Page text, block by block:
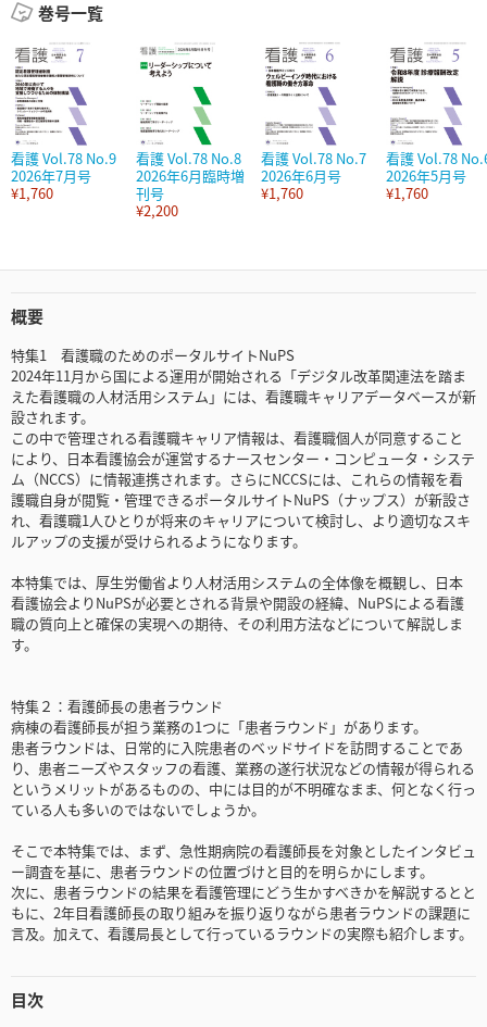
巻号一覧
看護 Vol.78 No.9
2026年7月号
¥1,760
看護 Vol.78 No.8
2026年6月臨時増
刊号
¥2,200
看護 Vol.78 No.7
2026年6月号
¥1,760
看護 Vol.78
2026年5月号
¥1,760
概要
特集1 看護職のためのポータルサイトNuPS
2024年11月から国による運用が開始される「デジタル改革関連法を踏ま
えた看護職の人材活用システム」には、看護職キャリアデータベースが新
設されます。
この中で管理される看護職キャリア情報は、看護職個人が同意すること
により、日本看護協会が運営するナースセンター・コンピュータ・システ
ム（NCCS）に情報連携されます。さらにNCCSには、これらの情報を看
護職自身が閲覧・管理できるポータルサイトNuPS（ナップス）が新設さ
れ、看護職1人ひとりが将来のキャリアについて検討し、より適切なスキ
ルアップの支援が受けられるようになります。
本特集では、厚生労働省より人材活用システムの全体像を概観し、日本
看護協会よりNuPSが必要とされる背景や開設の経緯、NuPSによる看護
職の質向上と確保の実現への期待、その利用方法などについて解説しま
す。
特集２：看護師長の患者ラウンド
病棟の看護師長が担う業務の1つに「患者ラウンド」があります。
患者ラウンドは、日常的に入院患者のベッドサイドを訪問することであ
り、患者ニーズやスタッフの看護、業務の遂行状況などの情報が得られる
というメリットがあるものの、中には目的が不明確なまま、何となく行っ
ている人も多いのではないでしょうか。
そこで本特集では、まず、急性期病院の看護師長を対象としたインタビュ
ー調査を基に、患者ラウンドの位置づけと目的を明らかにします。
次に、患者ラウンドの結果を看護管理にどう生かすべきかを解説するとと
もに、2年目看護師長の取り組みを振り返りながら患者ラウンドの課題に
言及。加えて、看護局長として行っているラウンドの実際も紹介します。
目次